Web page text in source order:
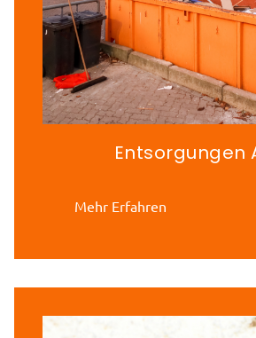
Entsorgungen
Mehr Erfahren